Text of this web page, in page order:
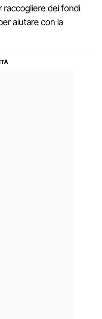
raccogliere dei fondi
aiutare con la